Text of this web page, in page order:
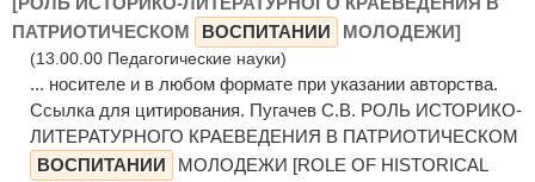
ПАТРИОТИЧЕСКОМ
ВОСПИТАНИИ МОЛОДЕЖИ]
(13.00.00 Педагогические науки)
... носителе и в любом формате при указании авторства.
Ссылка для цитирования. Пугачев С.В. РОЛЬ ИСТОРИКО-
ЛИТЕРАТУРНОГО КРАЕВЕДЕНИЯ В ПАТРИОТИЧЕСКОМ
ВОСПИТАНИИ
МОЛОДЕЖИ [ROLE OF HISTORICAL